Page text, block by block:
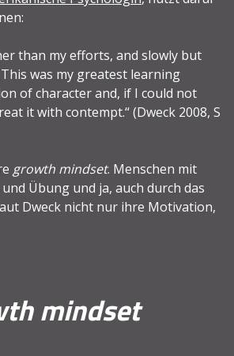
than my efforts, and slowly but
was my greatest learning
of character and, if I could not
it with contempt.“ (Dweck 2008, S
growth mindset. Menschen mit
Übung und ja, auch durch das
Dweck nicht nur ihre Motivation,
mindset